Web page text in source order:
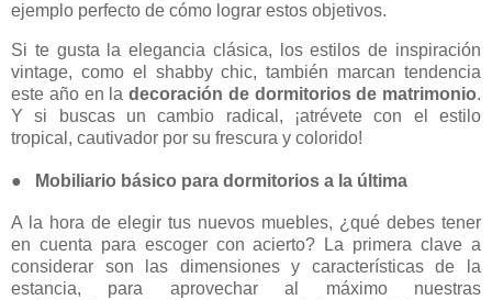
ejemplo perfecto de cómo lograr estos objetivos.
Si te gusta la elegancia clásica, los estilos de inspiración
vintage, como el shabby chic, también marcan tendencia
este año en la decoración de dormitorios de matrimonio.
Y si buscas un cambio radical, ¡atrévete con el estilo
tropical, cautivador por su frescura y colorido!
● Mobiliario básico para dormitorios a la última
A la hora de elegir tus nuevos muebles, ¿qué debes tener
en cuenta para escoger con acierto? La primera clave a
considerar son las dimensiones y características de la
estancia, para aprovechar al máximo nuestras